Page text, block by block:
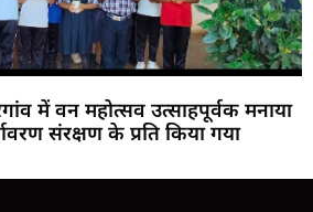
में वन महोत्सव उत्साहपूर्वक मनाया
संरक्षण के प्रति किया गया